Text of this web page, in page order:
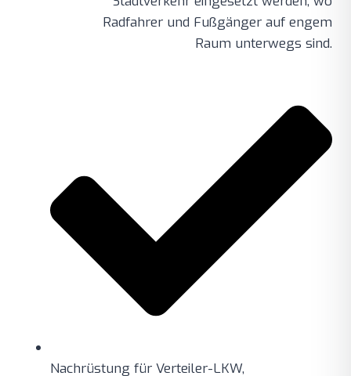
Radfahrer und Fußgänger auf engem
Raum unterwegs sind.
Nachrüstung für Verteiler-LKW,